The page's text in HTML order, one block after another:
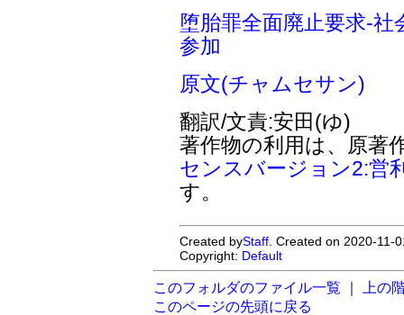
堕胎罪全面廃止要求-
参加
原文(チャムセサン)
翻訳/文責:安田(ゆ)
著作物の利用は、原著
センスバージョン2:営
す。
Created byStaff. Created on 2020-11-
Copyright: Default
このフォルダのファイル一覧
上の
このページの先頭に戻る